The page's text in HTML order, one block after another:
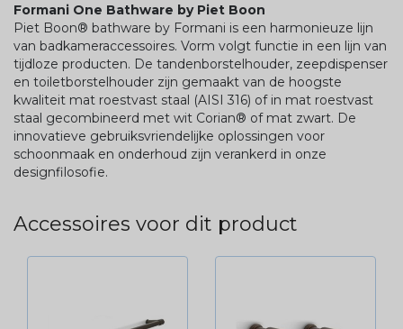
Formani One Bathware by Piet Boon
Piet Boon® bathware by Formani is een harmonieuze lijn
van badkameraccessoires. Vorm volgt functie in een lijn van
tijdloze producten. De tandenborstelhouder, zeepdispenser
en toiletborstelhouder zijn gemaakt van de hoogste
kwaliteit mat roestvast staal (AISI 316) of in mat roestvast
staal gecombineerd met wit Corian® of mat zwart. De
innovatieve gebruiksvriendelijke oplossingen voor
schoonmaak en onderhoud zijn verankerd in onze
designfilosofie.
Accessoires voor dit product